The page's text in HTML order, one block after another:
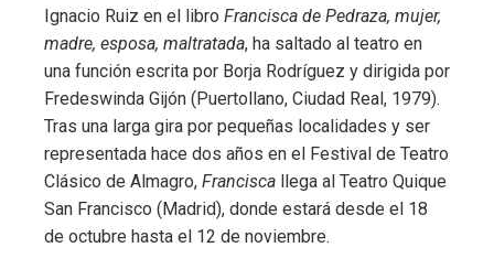
Ignacio Ruiz en el libro Francisca de Pedraza, mujer,
madre, esposa, maltratada, ha saltado al teatro en
una función escrita por Borja Rodríguez y dirigida por
Fredeswinda Gijón (Puertollano, Ciudad Real, 1979).
Tras una larga gira por pequeñas localidades y ser
representada hace dos años en el Festival de Teatro
Clásico de Almagro, Francisca llega al Teatro Quique
San Francisco (Madrid), donde estará desde el 18
de octubre hasta el 12 de noviembre.